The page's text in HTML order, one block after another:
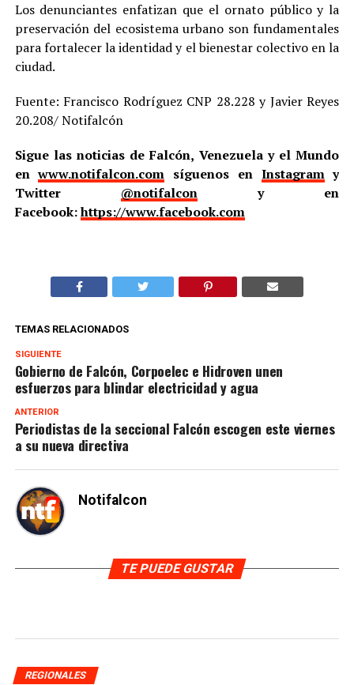
Los denunciantes enfatizan que el ornato público y la
preservación del ecosistema urbano son fundamentales
para fortalecer la identidad y el bienestar colectivo en la
ciudad.
Fuente: Francisco Rodríguez CNP 28.228 y Javier Reyes
20.208/ Notifalcón
Sigue las noticias de Falcón, Venezuela y el Mundo
enwww.notifalcon.com síguenos en Instagramy
Twitter @notifalcony en
Facebook:https://www.facebook.com
TEMAS RELACIONADOS
SIGUIENTE
Gobierno de Falcón, Corpoelec e Hidroven unen
esfuerzos para blindar electricidad y agua
ANTERIOR
Periodistas de la seccional Falcón escogen este viernes
a su nueva directiva
Notifalcon
TE PUEDE GUSTAR
REGIONALES